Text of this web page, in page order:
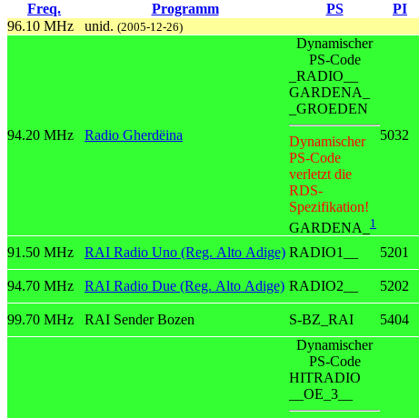
Freq. Programm PS PI
96.10 MHz
unid. (2005-12-26)
94.20 MHz Radio Gherdëina
Dynamischer
PS-Code
_RADIO__
GARDENA_
_GROEDEN
Dynamischer
PS-Code
verletzt die
RDS-
Spezifikation!
GARDENA_
1
5032
91.50 MHz RAI Radio Uno (Reg. Alto Adige) RADIO1__ 5201
94.70 MHz RAI Radio Due (Reg. Alto Adige) RADIO2__ 5202
99.70 MHz RAI Sender Bozen S-BZ_RAI 5404
Dynamischer
PS-Code
HITRADIO
__OE_3__